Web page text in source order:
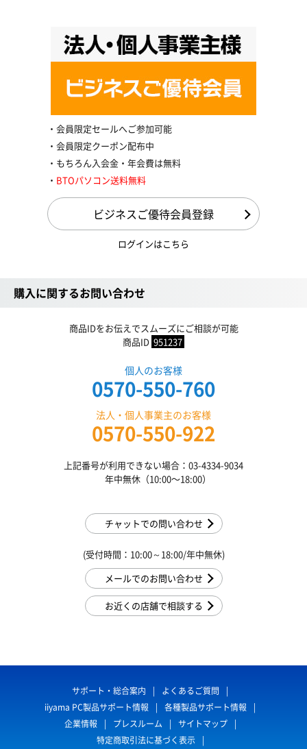
会員限定セールへご参加可能
会員限定クーポン配布中
もちろん入会金・年会費は無料
BTOパソコン送料無料
ビジネスご優待会員登録
ログインはこちら
購入に関するお問い合わせ
商品IDをお伝えでスムーズにご相談が可能
商品ID 951237
個人のお客様
0570-550-760
法人・個人事業主のお客様
0570-550-922
上記番号が利用できない場合：03-4334-9034
年中無休（10:00〜18:00）
チャットでの問い合わせ
(受付時間：10:00～18:00/年中無休)
メールでのお問い合わせ
お近くの店舗で相談する
サポート・総合案内
よくあるご質問
iiyama PC製品サポート情報
各種製品サポート情報
企業情報
プレスルーム
サイトマップ
特定商取引法に基づく表示